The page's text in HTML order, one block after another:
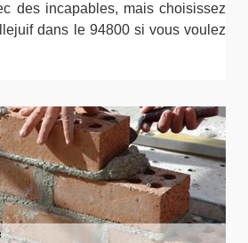
des incapables, mais choisissez
dans le 94800 si vous voulez